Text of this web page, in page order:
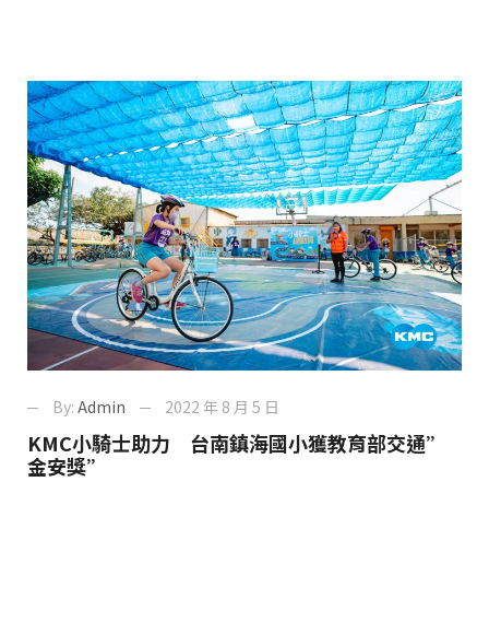
By: Admin 2022 年 8 月 5 日
KMC小騎士助力 台南鎮海國小獲教育部交通”
金安獎”